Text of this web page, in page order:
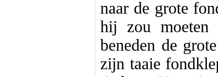
naar de grote
hij zou moeten
beneden de
zijn taaie